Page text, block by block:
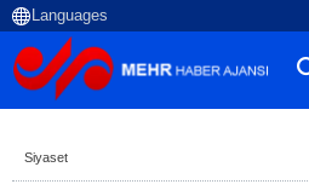
Siyaset